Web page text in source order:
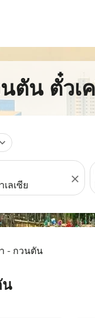
ตัน ตั๋ว
expand_more
close
- กวนตัน
น
อกวันที่ด้านล่างเพื่อค้